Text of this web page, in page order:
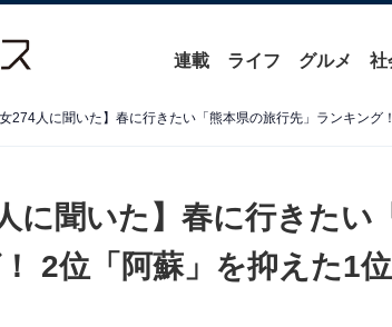
連載 ライフ グルメ 社
に聞いた】春に行きたい
2位「阿蘇」を抑えた1